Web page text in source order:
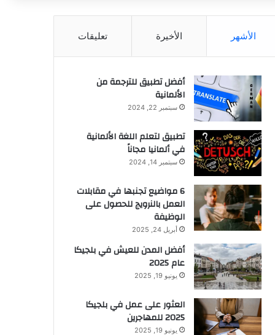
الأشهر الأخيرة تعليقات
أفضل تطبيق للترجمة من
الألمانية
سبتمبر 22, 2024
تطبيق لتعلم اللغة الألمانية
في ألمانيا مجاناً
سبتمبر 14, 2024
6 مواضيع تجنبها في مقابلات
العمل بالنرويج للحصول على
الوظيفة
أبريل 24, 2025
أفضل المدن للعيش في بلجيكا
عام 2025
يونيو 19, 2025
العثور على عمل في بلجيكا
2025 للمهاجرين
يونيو 19, 2025